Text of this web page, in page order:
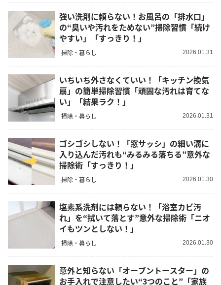
強い洗剤に頼らない！お風呂の「排水口」
の“臭いや汚れをためない”掃除習慣「続け
やすい」「すっきり！」
掃除・暮らし 2026.01.31
いちいち外さなくていい！「キッチン換気
扇」の簡単掃除習慣「頑固な汚れは育てな
い」「結果ラク！」
掃除・暮らし 2026.01.31
ゴシゴシしない！「窓サッシ」の細い溝に
入り込んだ汚れも“みるみる落ちる”意外な
掃除術「すっきり！」
掃除・暮らし 2026.01.30
塩素系洗剤には頼らない！「浴室カビ汚
れ」を“拭いて落とす”意外な掃除術「ニオ
イもツンとしない！」
掃除・暮らし 2026.01.30
意外と知らない「オーブントースター」の
お手入れで注意したい“3つのこと”「家族